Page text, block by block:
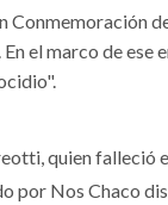
Conmemoración
el marco de ese
quien falleció
por Nos Chaco